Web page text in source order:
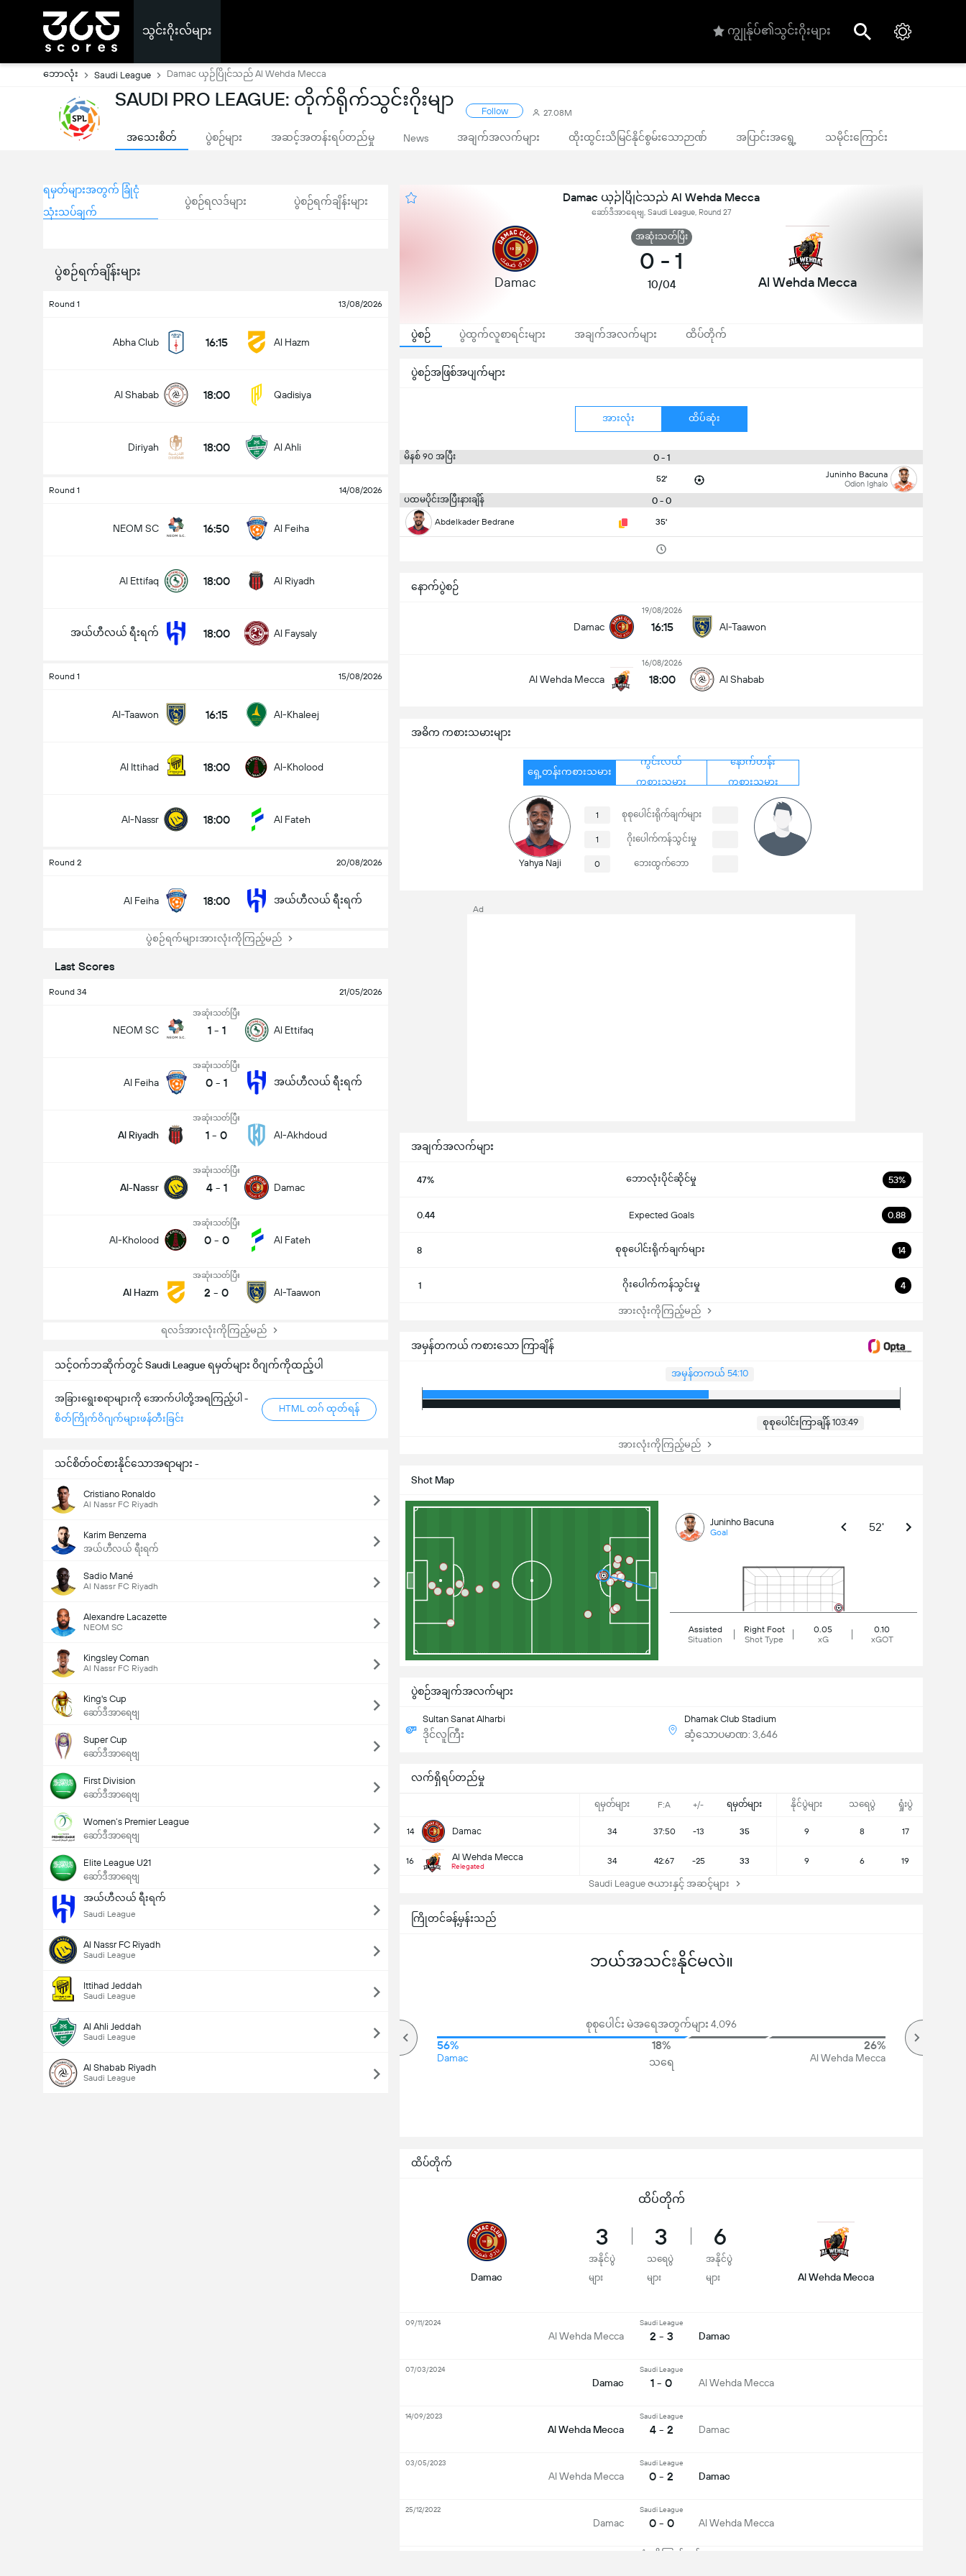
သွင်းဂိုးလ်များ ကျွုန်ုပ်၏သွင်းဂိုးများ
ဘောလုံး Saudi League Damac ယှဉ်ပြိုင်သည် Al Wehda Mecca
SAUDI PRO LEAGUE: တိုက်ရိုက်သွင်းဂိုးမျာ
Follow 27.08M
အသေးစိတ် ပွဲစဉ်များ အဆင့်အတန်းရပ်တည်မှု News အချက်အလက်များ ထိုးထွင်းသိမြင်နိုင်စွမ်းသောဉာဏ် အပြာင်းအရွေ့ သမိုင်းကြောင်း
ရမှတ်များအတွက် ခြုံငုံ
သုံးသပ်ချက်
ပွဲစဉ်ရလဒ်များ ပွဲစဉ်ရက်ချိန်းများ
ပွဲစဉ်ရက်ချိန်းများ
Round 1 13/08/2026
Abha Club 16:15 Al Hazm
Al Shabab 18:00 Qadisiya
Diriyah 18:00 Al Ahli
Round 1 14/08/2026
NEOM SC 16:50 Al Feiha
Al Ettifaq 18:00 Al Riyadh
အယ်ဟီလယ် ရီးရက် 18:00 Al Faysaly
Round 1 15/08/2026
Al-Taawon 16:15 Al-Khaleej
Al Ittihad 18:00 Al-Kholood
Al-Nassr 18:00 Al Fateh
Round 2 20/08/2026
Al Feiha 18:00 အယ်ဟီလယ် ရီးရက်
ပွဲစဉ်ရက်များအားလုံးကိုကြည့်မည်
Last Scores
Round 34 21/05/2026
NEOM SC
အဆုံးသတ်ပြီး
1 - 1 Al Ettifaq
Al Feiha
အဆုံးသတ်ပြီး
0 - 1 အယ်ဟီလယ် ရီးရက်
Al Riyadh
အဆုံးသတ်ပြီး
1 - 0 Al-Akhdoud
Al-Nassr
အဆုံးသတ်ပြီး
4 - 1 Damac
Al-Kholood
အဆုံးသတ်ပြီး
0 - 0 Al Fateh
Al Hazm
အဆုံးသတ်ပြီး
2 - 0 Al-Taawon
ရလဒ်အားလုံးကိုကြည့်မည်
သင့်ဝက်ဘဆိုက်တွင် Saudi League ရမှတ်များ ဝိဂျက်ကိုထည့်ပါ
အခြားရွေးစရာများကို အောက်ပါတို့အရကြည့်ပါ -
စိတ်ကြိုက်ဝိဂျက်များဖန်တီးခြင်း
HTML တဂ် ထုတ်ရန်
သင်စိတ်ဝင်စားနိုင်သောအရာများ -
Cristiano Ronaldo
Al Nassr FC Riyadh
Karim Benzema
အယ်ဟီလယ် ရီးရက်
Sadio Mané
Al Nassr FC Riyadh
Alexandre Lacazette
NEOM SC
Kingsley Coman
Al Nassr FC Riyadh
King's Cup
ဆော်ဒီအာရေဗျ
Super Cup
ဆော်ဒီအာရေဗျ
First Division
ဆော်ဒီအာရေဗျ
Women’s Premier League
ဆော်ဒီအာရေဗျ
Elite League U21
ဆော်ဒီအာရေဗျ
အယ်ဟီလယ် ရီးရက်
Saudi League
Al Nassr FC Riyadh
Saudi League
Ittihad Jeddah
Saudi League
Al Ahli Jeddah
Saudi League
Al Shabab Riyadh
Saudi League
Damac ယှဉ်ပြိုင်သည် Al Wehda Mecca
ဆော်ဒီအာရေဗျ, Saudi League, Round 27
Damac
အဆုံးသတ်ပြီး
0 - 1
10/04 Al Wehda Mecca
ပွဲစဉ် ပွဲထွက်လူစာရင်းများ အချက်အလက်များ ထိပ်တိုက်
ပွဲစဉ်အဖြစ်အပျက်များ
အားလုံး ထိပ်ဆုံး
မိနစ် 90 အပြီး 0 - 1
52' Juninho Bacuna
Odion Ighalo
ပထမပိုင်းအပြီးနားချိန် 0 - 0
Abdelkader Bedrane 35'
နောက်ပွဲစဉ်
Damac
19/08/2026
16:15 Al-Taawon
Al Wehda Mecca
16/08/2026
18:00 Al Shabab
အဓိက ကစားသမားများ
ရှေ့တန်းကစားသမား
ကွင်းလယ်
ကစားသမား
နောက်တန်း
ကစားသမား
Yahya Naji
1 စုစုပေါင်းရိုက်ချက်များ
1 ဂိုးပေါက်ကန်သွင်းမှု
0 ဘေးထွက်ဘော
အချက်အလက်များ
47% ဘောလုံးပိုင်ဆိုင်မှု 53%
0.44 Expected Goals 0.88
8 စုစုပေါင်းရိုက်ချက်များ 14
1 ဂိုးပေါက်ကန်သွင်းမှု 4
အားလုံးကိုကြည့်မည်
အမှန်တကယ် ကစားသော ကြာချိန်
အမှန်တကယ် 54:10
စုစုပေါင်းကြာချိန် 103:49
အားလုံးကိုကြည့်မည်
Shot Map
Juninho Bacuna
Goal 52'
Assisted
Situation
Right Foot
Shot Type
0.05
xG
0.10
xGOT
ပွဲစဉ်အချက်အလက်များ
Sultan Sanat Alharbi
ဒိုင်လူကြီး
Dhamak Club Stadium
ဆံ့သောပမာဏ: 3,646
လက်ရှိရပ်တည်မှု
ရမှတ်များ F:A +/- ရမှတ်များ နိုင်ပွဲများ သရေပွဲ ရှုံးပွဲ
14 Damac 34 37:50 -13 35 9 8 17
16 Al Wehda Mecca
Relegated
34 42:67 -25 33 9 6 19
Saudi League ဇယားနှင့် အဆင့်များ
ကြိုတင်ခန့်မှန်းသည်
ဘယ်အသင်းနိုင်မလဲ။
စုစုပေါင်း မဲအရေအတွက်များ 4,096
56%
Damac
18%
သရေ
26%
Al Wehda Mecca
ပြိုင်ပွဲအတွင်း ဂိုးစုစုပေါင်း (2.5)
ထိပ်တိုက်
ထိပ်တိုက်
Damac
3
အနိုင်ပွဲ
များ
3
သရေပွဲ
များ
6
အနိုင်ပွဲ
များ
Al Wehda Mecca
Al Wehda Mecca
Saudi League
2 - 3 Damac
09/11/2024
Damac
Saudi League
1 - 0 Al Wehda Mecca
07/03/2024
Al Wehda Mecca
Saudi League
4 - 2 Damac
14/09/2023
Al Wehda Mecca
Saudi League
0 - 2 Damac
03/05/2023
Damac
Saudi League
0 - 0 Al Wehda Mecca
25/12/2022
အားလုံးကိုကြည့်မည်
Ad